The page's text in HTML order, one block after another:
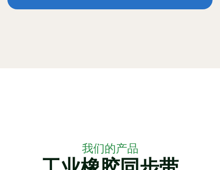
我们的产品